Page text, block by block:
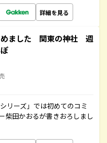
詳細を見る
めました 関東の神社 週
リーズ」では初めてのコミ
柴田かおるが書きおろしまし